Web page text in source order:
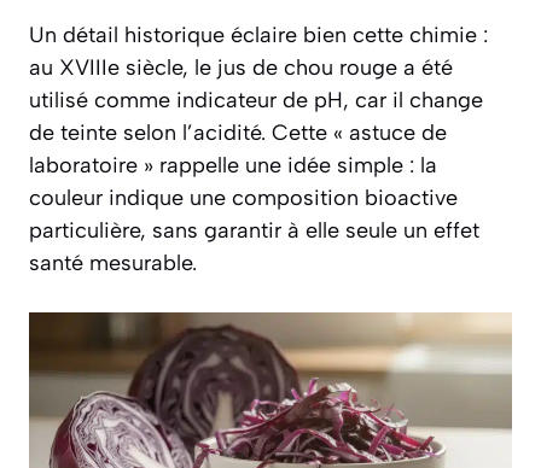
Un détail historique éclaire bien cette chimie :
au XVIIIe siècle, le jus de chou rouge a été
utilisé comme indicateur de pH, car il change
de teinte selon l’acidité. Cette « astuce de
laboratoire » rappelle une idée simple : la
couleur indique une composition bioactive
particulière, sans garantir à elle seule un effet
santé mesurable.